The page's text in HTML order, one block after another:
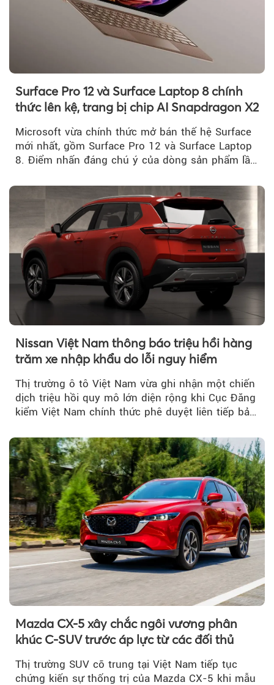
Surface Pro 12 và Surface Laptop 8 chính
thức lên kệ, trang bị chip AI Snapdragon X2
Microsoft vừa chính thức mở bán thế hệ Surface
mới nhất, gồm Surface Pro 12 và Surface Laptop
8. Điểm nhấn đáng chú ý của dòng sản phẩm lần
Nissan Việt Nam thông báo triệu hồi hàng
trăm xe nhập khẩu do lỗi nguy hiểm
Thị trường ô tô Việt Nam vừa ghi nhận một chiến
dịch triệu hồi quy mô lớn diện rộng khi Cục Đăng
kiểm Việt Nam chính thức phê duyệt liên tiếp bảy
Mazda CX-5 xây chắc ngôi vương phân
khúc C-SUV trước áp lực từ các đối thủ
Thị trường SUV cỡ trung tại Việt Nam tiếp tục
chứng kiến sự thống trị của Mazda CX-5 khi mẫu